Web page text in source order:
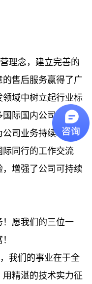
理念，建立完善的
售后服务赢得了广
域中树立起行业标
际国内公司有着良
司业务持续增长注
同行的工作交流
增强了公司可持续
愿我们的三位一
我们的事业在于全
精湛的技术实力征